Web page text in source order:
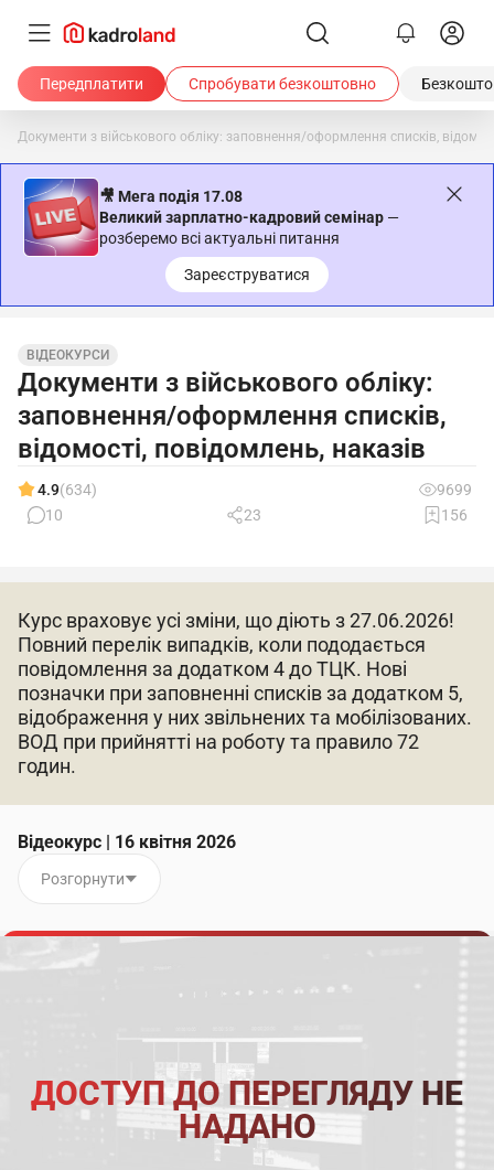
Передплатити Спробувати безкоштовно
Документи з військового обліку: заповнення/оформлення списків,
🎥 Мега подія 17.08
Великий зарплатно-кадровий семінар —
розберемо всі актуальні питання
Зареєструватися
ВІДЕОКУРСИ
Документи з військового обліку:
заповнення/оформлення списків,
відомості, повідомлень, наказів
4.9(634)
9699
10
23 156
Курс враховує усі зміни, що діють з 27.06.2026!
Повний перелік випадків, коли пододається
повідомлення за додатком 4 до ТЦК. Нові
позначки при заповненні списків за додатком 5,
відображення у них звільнених та мобілізованих.
ВОД при прийнятті на роботу та правило 72
годин.
Відеокурс | 16 квітня 2026
Розгорнути
ДОСТУП ДО ПЕРЕГЛЯДУ НЕ
НАДАНО